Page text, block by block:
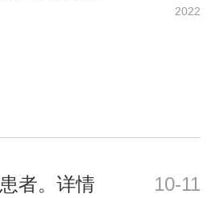
2022
者。详情
10-11